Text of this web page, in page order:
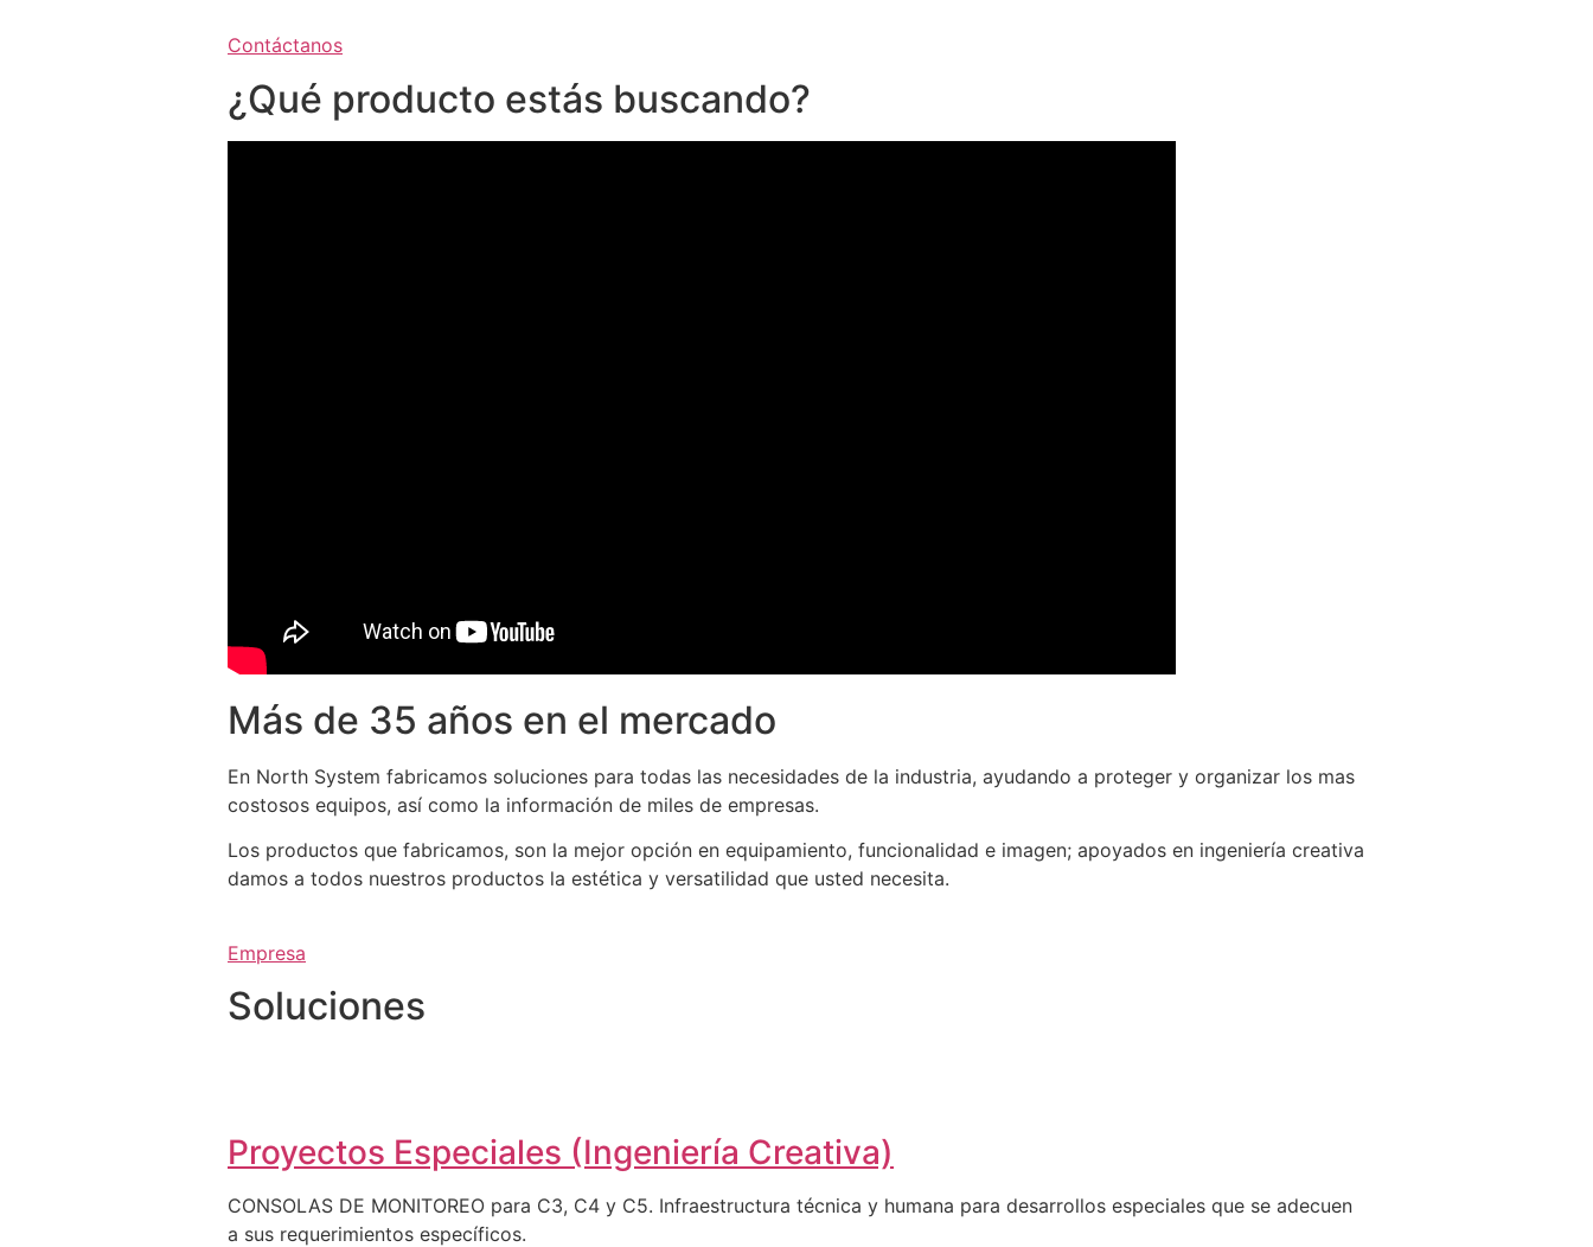
Contáctanos
¿Qué producto estás buscando?
Más de 35 años en el mercado
En North System fabricamos soluciones para todas las necesidades de la industria, ayudando a proteger y organizar los mas
costosos equipos, así como la información de miles de empresas.
Los productos que fabricamos, son la mejor opción en equipamiento, funcionalidad e imagen; apoyados en ingeniería creativa
damos a todos nuestros productos la estética y versatilidad que usted necesita.
Empresa
Soluciones
Proyectos Especiales (Ingeniería Creativa)
CONSOLAS DE MONITOREO para C3, C4 y C5. Infraestructura técnica y humana para desarrollos especiales que se adecuen
a sus requerimientos específicos.